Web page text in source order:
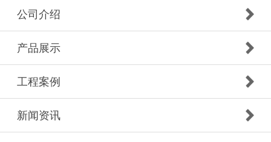
公司介绍
产品展示
工程案例
新闻资讯